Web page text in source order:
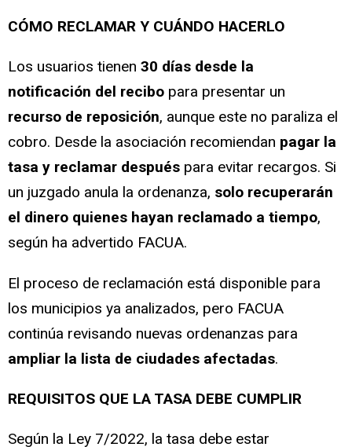
CÓMO RECLAMAR Y CUÁNDO HACERLO
Los usuarios tienen 30 días desde la
notificación del recibo para presentar un
recurso de reposición, aunque este no paraliza el
cobro. Desde la asociación recomiendan pagar la
tasa y reclamar después para evitar recargos. Si
un juzgado anula la ordenanza, solo recuperarán
el dinero quienes hayan reclamado a tiempo,
según ha advertido FACUA.
El proceso de reclamación está disponible para
los municipios ya analizados, pero FACUA
continúa revisando nuevas ordenanzas para
ampliar la lista de ciudades afectadas.
REQUISITOS QUE LA TASA DEBE CUMPLIR
Según la Ley 7/2022, la tasa debe estar